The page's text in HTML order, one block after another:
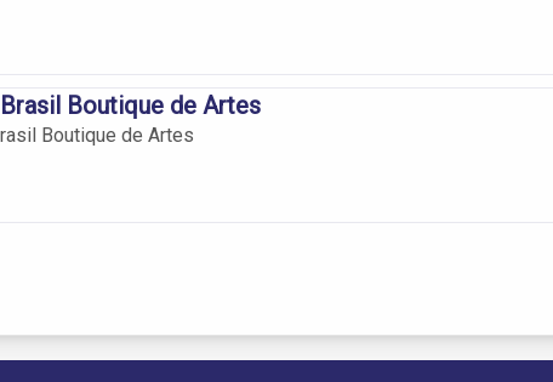
Boutique de Artes
Boutique de Artes